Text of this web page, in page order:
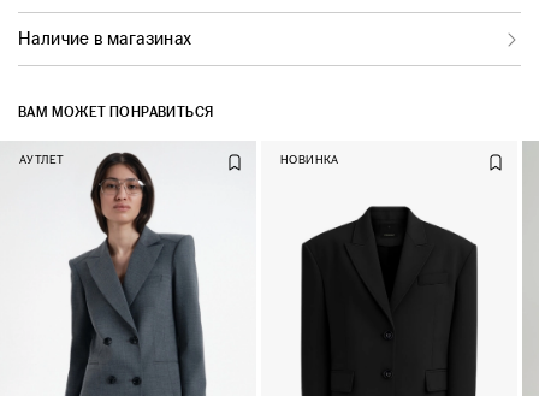
Наличие в магазинах
ВАМ МОЖЕТ ПОНРАВИТЬСЯ
АУТЛЕТ НОВИНКА